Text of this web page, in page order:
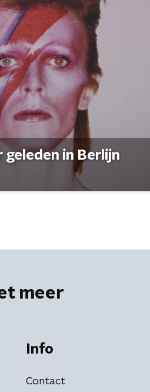
geleden in Berlijn
meer
Info
Contact